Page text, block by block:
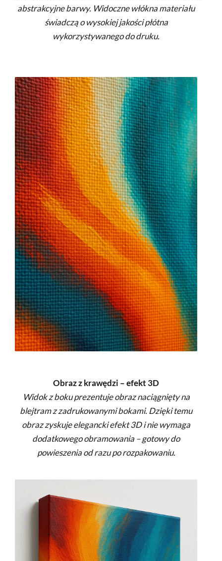
abstrakcyjne barwy. Widoczne włókna materiału
świadczą o wysokiej jakości płótna
wykorzystywanego do druku.
Obraz z krawędzi – efekt 3D
Widok z boku prezentuje obraz naciągnięty na
blejtram z zadrukowanymi bokami. Dzięki temu
obraz zyskuje elegancki efekt 3D i nie wymaga
dodatkowego obramowania – gotowy do
powieszenia od razu po rozpakowaniu.